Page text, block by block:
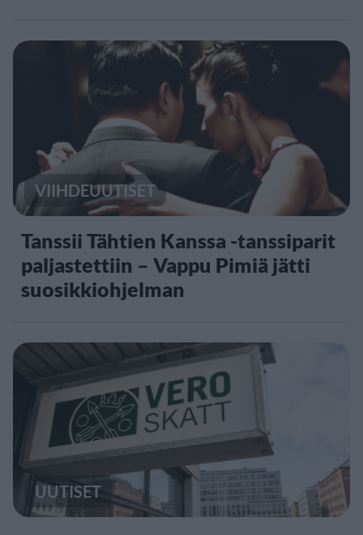
VIIHDEUUTISET
Tanssii Tähtien Kanssa -tanssiparit
paljastettiin – Vappu Pimiä jätti
suosikkiohjelman
UUTISET